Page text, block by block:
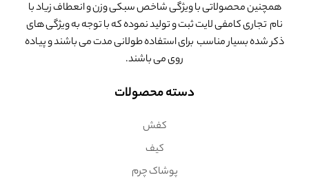
همچنین محصولاتی با ویژگی شاخص سبکی وزن و انعطاف زیاد با
نام تجاری کامفی لایت ثبت و تولید نموده که با توجه به ویژگی های
ذکر شده بسیار مناسب برای استفاده طولانی مدت می باشند و پیاده
روی می باشند.
دسته محصولات
کفش
کیف
پوشاک چرم